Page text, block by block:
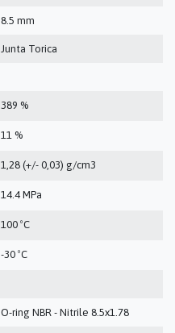
8.5 mm
Junta Torica
389 %
11 %
1,28 (+/- 0,03) g/cm3
14.4 MPa
100 ºC
-30 ºC
O-ring NBR - Nitrile 8.5x1.78